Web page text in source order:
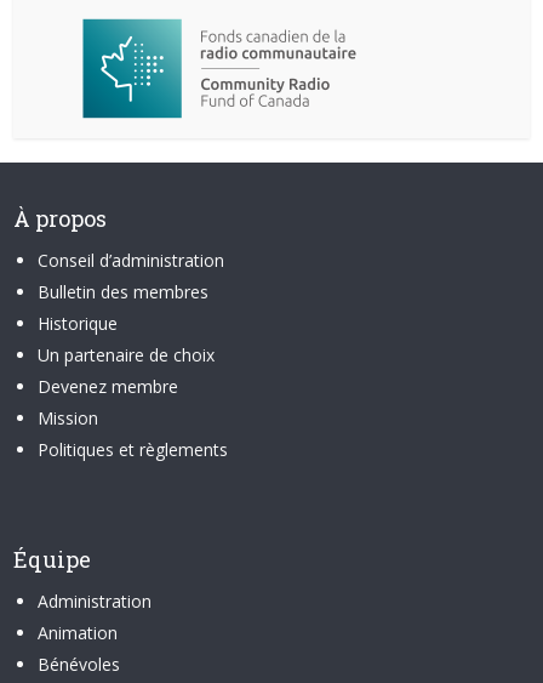
À propos
Conseil d’administration
Bulletin des membres
Historique
Un partenaire de choix
Devenez membre
Mission
Politiques et règlements
Équipe
Administration
Animation
Bénévoles